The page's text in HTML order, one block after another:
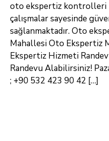
oto ekspertiz kontrolleri
çalışmalar sayesinde
sağlanmaktadır. Oto
Mahallesi Oto Ekspertiz
Ekspertiz Hizmeti
Randevu Alabilirsiniz!
; +90 532 423 90 42 […]